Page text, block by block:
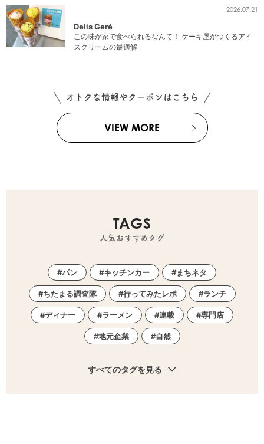
2026.07.21
Delis Geré
この味が家で食べられるなんて！ ケーキ屋がつくるアイ
スクリームの最適解
オトクな情報やクーポンはこちら
VIEW MORE
TAGS
人気おすすめタグ
パン キッチンカー まちネタ
ちたまる調査隊 行ってみたレポ ランチ
ディナー ラーメン 連載 専門店
地元企業 自然
すべてのタグを見る